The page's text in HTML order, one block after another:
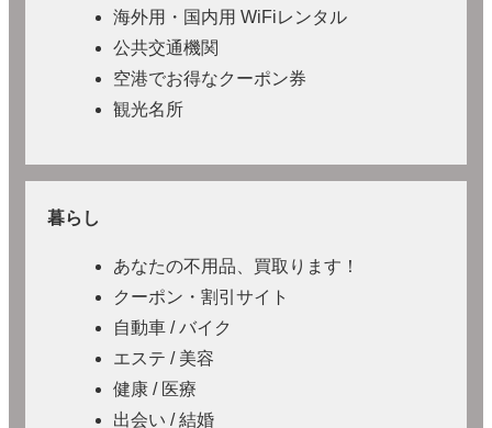
海外用・国内用 WiFiレンタル
公共交通機関
空港でお得なクーポン券
観光名所
暮らし
あなたの不用品、買取ります！
クーポン・割引サイト
自動車 / バイク
エステ / 美容
健康 / 医療
出会い / 結婚